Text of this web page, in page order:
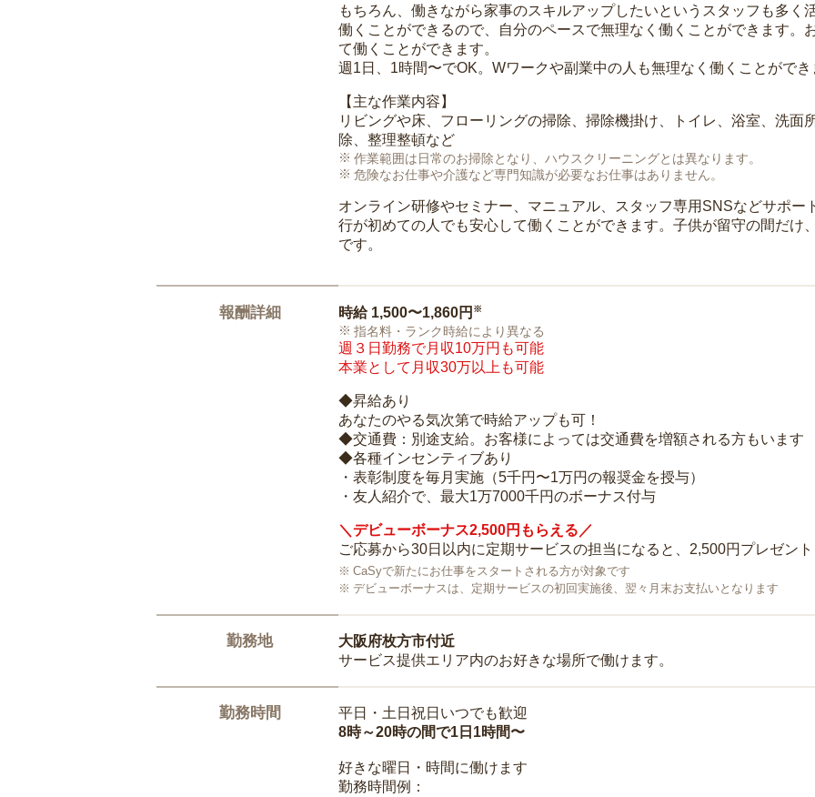
もちろん、働きながら家事のスキルアップしたいというスタッフも多く
働くことができるので、自分のペースで無理なく働くことができます。
て働くことができます。
週1日、1時間〜でOK。Wワークや副業中の人も無理なく働くことができ
【主な作業内容】
リビングや床、フローリングの掃除、掃除機掛け、トイレ、浴室、洗面
除、整理整頓など
作業範囲は日常のお掃除となり、ハウスクリーニングとは異なります。
危険なお仕事や介護など専門知識が必要なお仕事はありません。
オンライン研修やセミナー、マニュアル、スタッフ専用SNSなどサポー
行が初めての人でも安心して働くことができます。子供が留守の間だけ
です。
報酬詳細 時給 1,500〜1,860円 ※
指名料・ランク時給により異なる
週３日勤務で月収10万円も可能
本業として月収30万以上も可能
◆昇給あり
あなたのやる気次第で時給アップも可！
◆交通費：別途支給。お客様によっては交通費を増額される方もいます
◆各種インセンティブあり
・表彰制度を毎月実施（5千円〜1万円の報奨金を授与）
・友人紹介で、最大1万7000千円のボーナス付与
＼デビューボーナス2,500円もらえる／
ご応募から30日以内に定期サービスの担当になると、2,500円プレゼント
CaSyで新たにお仕事をスタートされる方が対象です
デビューボーナスは、定期サービスの初回実施後、翌々月末お支払いとなります
勤務地
大阪府枚方市付近
サービス提供エリア内のお好きな場所で働けます。
勤務時間
平日・土日祝日いつでも歓迎
8時～20時の間で1日1時間〜
好きな曜日・時間に働けます
勤務時間例：